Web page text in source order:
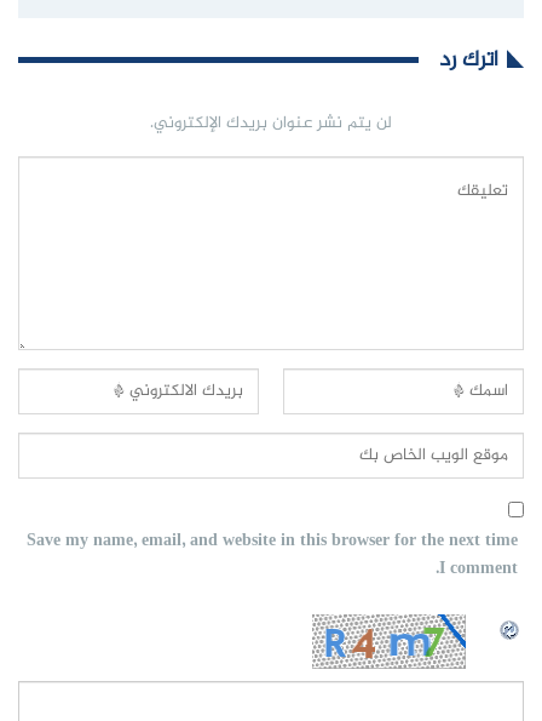
اترك رد
لن يتم نشر عنوان بريدك الإلكتروني.
Save my name, email, and website in this browser for the next time
I comment.